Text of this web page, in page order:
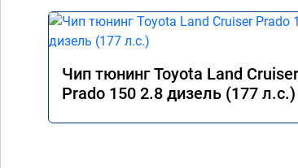
Чип тюнинг Toyota Land Cruiser
Prado 150 2.8 дизель (177 л.с.)